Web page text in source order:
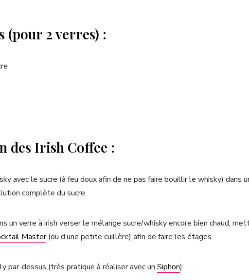
(pour 2 verres) :
des Irish Coffee :
avec le sucre (à feu doux afin de ne pas faire bouillir le whisky) dans
complète du sucre.
un verre à irish verser le mélange sucre/whisky encore bien chaud,
Master(ou d’une petite cuillère) afin de faire les étages.
par-dessus (très pratique à réaliser avec un Siphon).